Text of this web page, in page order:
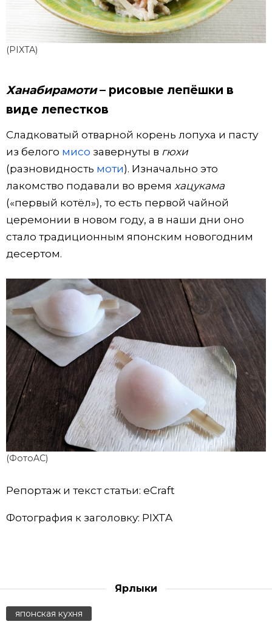
(PIXTA)
Ханабирамоти– рисовые лепёшки в
виде лепестков
Сладковатый отварной корень лопуха и пасту
из белого мисо завернуты в гюхи
(разновидность моти). Изначально это
лакомство подавали во время хацукама
(«первый котёл»), то есть первой чайной
церемонии в новом году, а в наши дни оно
стало традиционным японским новогодним
десертом.
(ФотоAC)
Репортаж и текст статьи: eCraft
Фотография к заголовку: PIXTA
Ярлыки
японская кухня